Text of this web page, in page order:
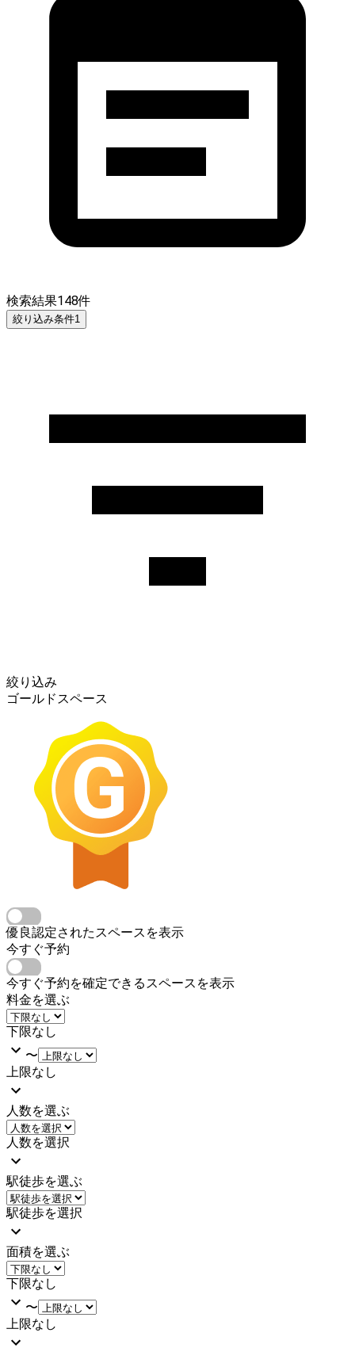
検索結果148件
絞り込み条件1
絞り込み
ゴールドスペース
優良認定されたスペースを表示
今すぐ予約
今すぐ予約を確定できるスペースを表示
料金を選ぶ
下限なし
〜
上限なし
人数を選ぶ
人数を選択
駅徒歩を選ぶ
駅徒歩を選択
面積を選ぶ
下限なし
〜
上限なし